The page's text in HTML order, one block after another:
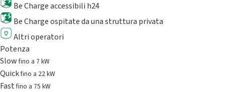
Be Charge accessibili h24
Be Charge ospitate da una struttura privata
Altri operatori
Potenza
Slowfino a 7 kW
Quickfino a 22 kW
Fastfino a 75 kW